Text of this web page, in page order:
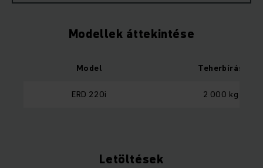
Modellek áttekintése
Model Teherbírás
ERD 220i 2 000 kg
Letöltések